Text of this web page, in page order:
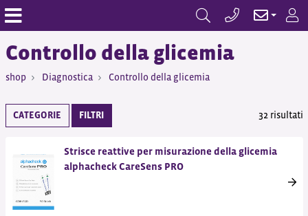
Controllo della glicemia
shop Diagnostica Controllo della glicemia
CATEGORIE FILTRI 32 risultati
Strisce reattive per misurazione della glicemia
alphacheck CareSens PRO